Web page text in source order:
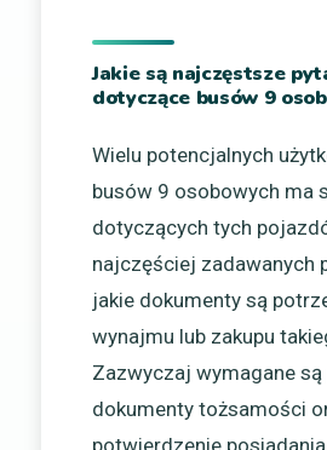
Jakie są najczęstsze
dotyczące busów 9
Wielu potencjalnych
busów 9 osobowych ma
dotyczących tych
najczęściej zadawanych
jakie dokumenty są
wynajmu lub zakupu
Zazwyczaj wymagane
dokumenty tożsamości
potwierdzenie posiadania